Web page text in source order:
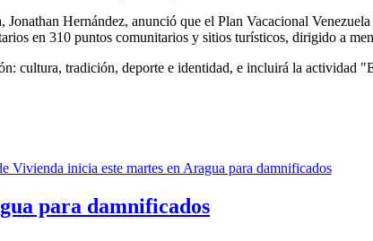
Hernández, anunció que el Plan Vacacional
en 310 puntos comunitarios y sitios turísticos, dirigido a
cultura, tradición, deporte e identidad, e incluirá la actividad
para damnificados